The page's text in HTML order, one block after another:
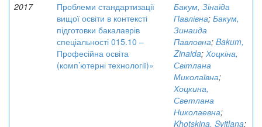
2017
Проблеми стандартизації
вищої освіти в контексті
підготовки бакалаврів
спеціальності 015.10 –
Професійна освіта
(комп’ютерні технології)»
Бакум, Зінаїда
Павлівна; Бакум,
Зинаида
Павловна; Bakum,
Zinaida; Хоцкіна,
Світлана
Миколаївна;
Хоцкина,
Светлана
Николаевна;
Khotskina, Svitlana;